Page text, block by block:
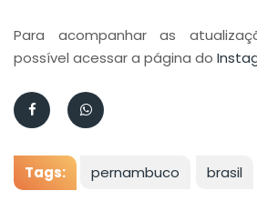
Para acompanhar as
possível acessar a página do
Tags: pernambuco brasil